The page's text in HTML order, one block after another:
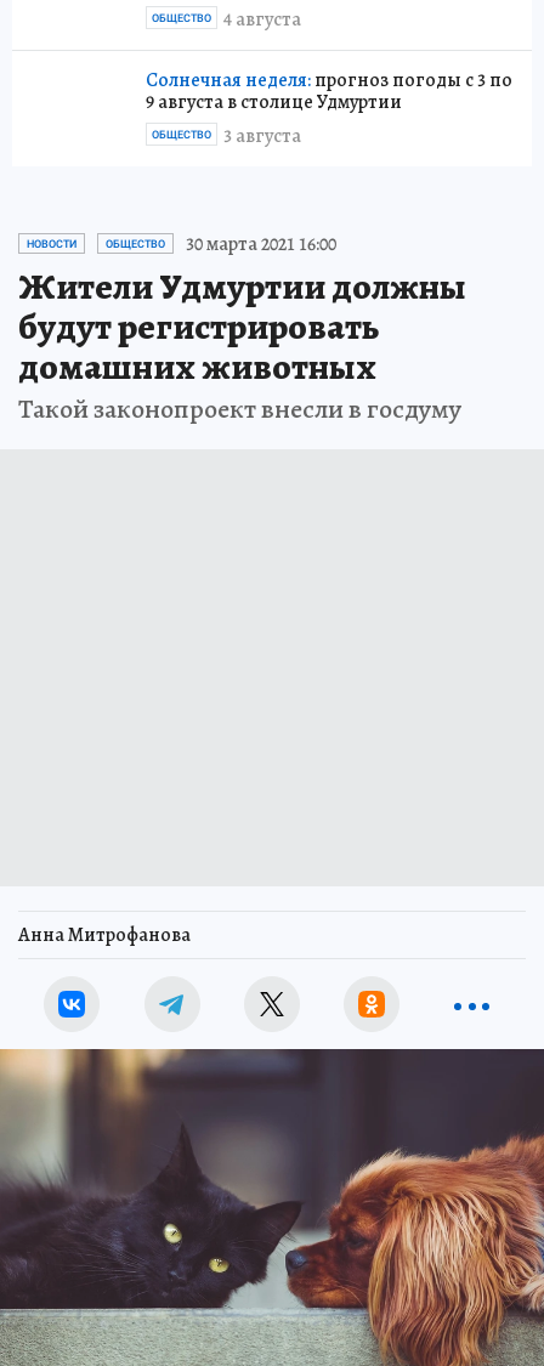
4 августа
ОБЩЕСТВО
Солнечная неделя:прогноз погоды с 3 по
9 августа в столице Удмуртии
3 августа
ОБЩЕСТВО
НОВОСТИ ОБЩЕСТВО 30 марта 2021 16:00
Жители Удмуртии должны
будут регистрировать
домашних животных
Такой законопроект внесли в госдуму
Анна Митрофанова